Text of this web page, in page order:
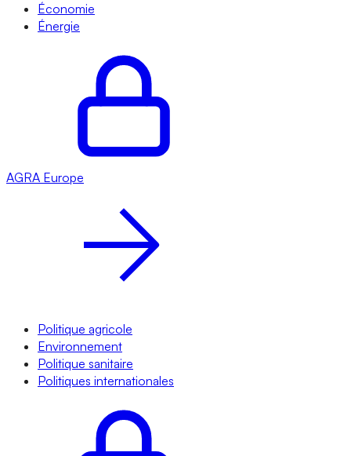
Économie
Énergie
AGRA Europe
Politique agricole
Environnement
Politique sanitaire
Politiques internationales